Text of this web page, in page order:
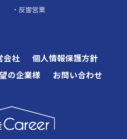
反響営業
会社
個人情報保護方針
の企業様 お問い合わせ